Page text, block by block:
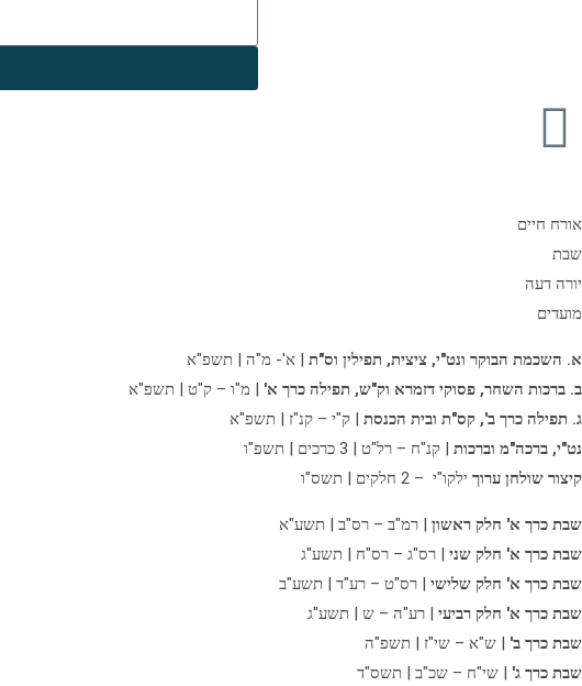
אורח חיים
שבת
יורה דעה
מועדים
א. השכמת הבוקר ונט"י, ציצית, תפילין וס"ת | א'- מ"ה | תשפ"א
ב. ברכות השחר, פסוקי דזמרא וק"ש, תפילה כרך א' | מ"ו – ק"ט | תשפ"א
ג. תפילה כרך ב', קס"ת ובית הכנסת | ק"י – קנ"ז | תשפ"א
נט"י, ברכה"מ וברכות | קנ"ח – רל"ט | 3 כרכים | תשפ"ו
קיצור שולחן ערוך ילקו"י – 2 חלקים | תשס"ו
שבת כרך א' חלק ראשון | רמ"ב – רס"ב | תשע"א
שבת כרך א' חלק שני | רס"ג – רס"ח | תשע"ג
שבת כרך א' חלק שלישי | רס"ט – רע"ד | תשע"ב
שבת כרך א' חלק רביעי | רע"ה – ש | תשע"ג
שבת כרך ב' | ש"א – שי"ז | תשפ"ה
שבת כרך ג' | שי"ח – שכ"ב | תשס"ד